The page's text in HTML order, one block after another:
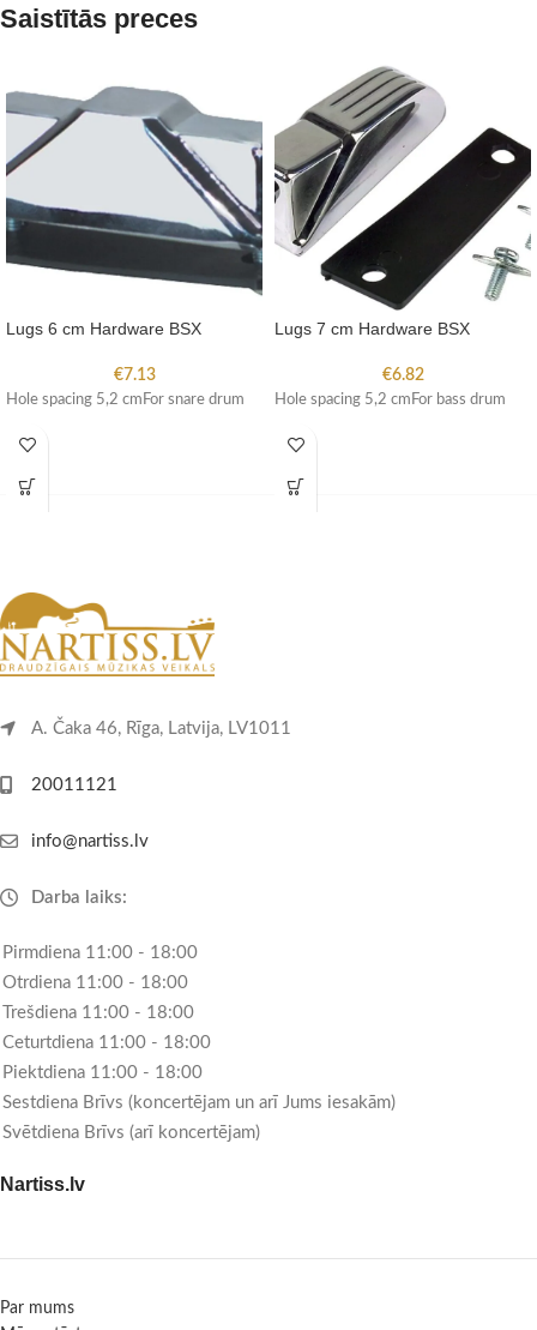
Saistītās preces
Lugs 6 cm Hardware BSX
€7.13
Hole spacing 5,2 cmFor snare drum
Lugs 7 cm Hardware BSX
€6.82
Hole spacing 5,2 cmFor bass drum
A. Čaka 46, Rīga, Latvija, LV1011
20011121
info@nartiss.lv
Darba laiks:
Pirmdiena 11:00 - 18:00
Otrdiena 11:00 - 18:00
Trešdiena 11:00 - 18:00
Ceturtdiena 11:00 - 18:00
Piektdiena 11:00 - 18:00
Sestdiena Brīvs (koncertējam un arī Jums iesakām)
Svētdiena Brīvs (arī koncertējam)
Nartiss.lv
Par mums